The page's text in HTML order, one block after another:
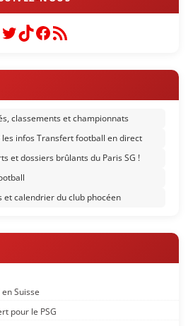
Twitter
TikTok
Facebook
Flux RSS
classements et championnats
les infos Transfert football en direct
et dossiers brûlants du Paris SG !
calendrier du club phocéen
Suisse
pour le PSG